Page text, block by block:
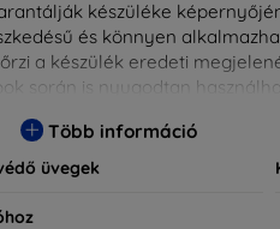
készüléke
és könnyen
a készülék eredeti
során is nyugodtan
Több információ
üvegek